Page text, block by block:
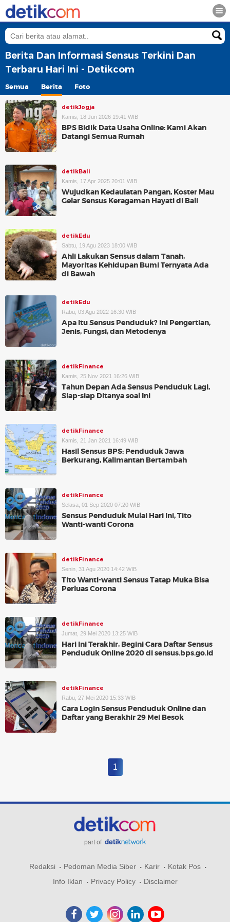
Berita Dan Informasi Sensus Terkini Dan
Terbaru Hari Ini - Detikcom
Semua Berita Foto
detikJogja
Kamis, 18 Jun 2026 19:41 WIB
BPS Bidik Data Usaha Online: Kami Akan
Datangi Semua Rumah
detikBali
Kamis, 17 Apr 2025 20:01 WIB
Wujudkan Kedaulatan Pangan, Koster Mau
Gelar Sensus Keragaman Hayati di Bali
detikEdu
Sabtu, 19 Agu 2023 18:00 WIB
Ahli Lakukan Sensus dalam Tanah,
Mayoritas Kehidupan Bumi Ternyata Ada
di Bawah
detikEdu
Rabu, 03 Agu 2022 16:30 WIB
Apa Itu Sensus Penduduk? Ini Pengertian,
Jenis, Fungsi, dan Metodenya
detikFinance
Kamis, 25 Nov 2021 16:26 WIB
Tahun Depan Ada Sensus Penduduk Lagi,
Siap-siap Ditanya soal Ini
detikFinance
Kamis, 21 Jan 2021 16:49 WIB
Hasil Sensus BPS: Penduduk Jawa
Berkurang, Kalimantan Bertambah
detikFinance
Selasa, 01 Sep 2020 07:20 WIB
Sensus Penduduk Mulai Hari Ini, Tito
Wanti-wanti Corona
detikFinance
Senin, 31 Agu 2020 14:42 WIB
Tito Wanti-wanti Sensus Tatap Muka Bisa
Perluas Corona
detikFinance
Jumat, 29 Mei 2020 13:25 WIB
Hari Ini Terakhir, Begini Cara Daftar Sensus
Penduduk Online 2020 di sensus.bps.go.id
detikFinance
Rabu, 27 Mei 2020 15:33 WIB
Cara Login Sensus Penduduk Online dan
Daftar yang Berakhir 29 Mei Besok
1
part of
Redaksi Pedoman Media Siber Karir
Kotak Pos
Info Iklan
Privacy Policy Disclaimer